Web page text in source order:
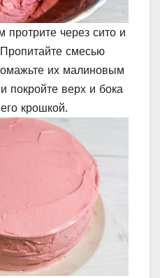
через сито и
смесью
их малиновым
покройте верх и бока
крошкой.